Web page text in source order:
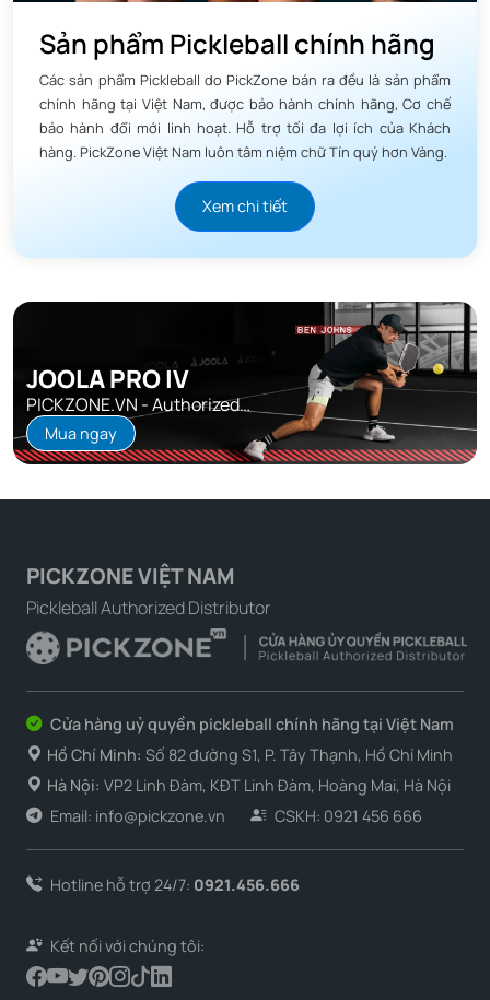
Sản phẩm Pickleball chính hãng
Các sản phẩm Pickleball do PickZone bán ra đều là sản phẩm
chính hãng tại Việt Nam, được bảo hành chính hãng, Cơ chế
bảo hành đổi mới linh hoạt. Hỗ trợ tối đa lợi ích của Khách
hàng. PickZone Việt Nam luôn tâm niệm chữ Tín quý hơn Vàng.
Xem chi tiết
JOOLA PRO IV
PICKZONE.VN - Authorized
Distributor
Mua ngay
PICKZONE VIỆT NAM
Pickleball Authorized Distributor
Cửa hàng uỷ quyền pickleball chính hãng tại Việt Nam
Hồ Chí Minh: Số 82 đường S1, P. Tây Thạnh, Hồ Chí Minh
Hà Nội: VP2 Linh Đàm, KĐT Linh Đàm, Hoàng Mai, Hà Nội
Email: info@pickzone.vn
CSKH: 0921 456 666
Hotline hỗ trợ 24/7: 0921.456.666
Kết nối với chúng tôi: